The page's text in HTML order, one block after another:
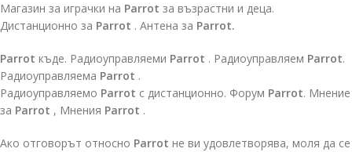
Магазин за играчки на Parrot за възрастни и деца.
Дистанционно за Parrot . Антена за Parrot.
Parrot къде. Радиоуправляеми Parrot . Радиоуправляем Parrot.
Радиоуправляема Parrot .
Радиоуправляемо Parrot с дистанционно. Форум Parrot. Мнение
за Parrot , Мнения Parrot .
Ако отговорът относно Parrot не ви удовлетворява, моля да се